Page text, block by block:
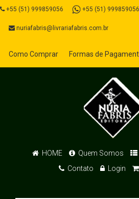
+55 (51) 999859056 +55 (51) 999859056
nuriafabris@livrariafabris.com.br
Como Comprar Formas de
HOME Quem Somos
Contato
Login